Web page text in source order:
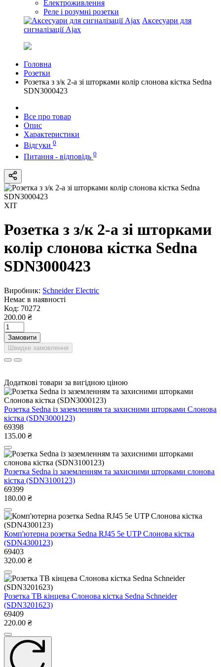
Електроживлення
Реле і розумні розетки
Аксесуари для
сигналізації Ajax
Головна
Розетки
Розетка з з/к 2-а зі шторками колір слонова кістка Sedna
SDN3000423
Все про товар
Опис
Характеристики
Відгуки 0
Питання - відповідь 0
ХІТ
Розетка з з/к 2-а зі шторками
колір слонова кістка Sedna
SDN3000423
Виробник: Schneider Electric
Немає в наявності
Код: 70272
200.00 ₴
Замовити
Швидке замовлення
Додаткові товари за вигідною ціною
Розетка Sedna із заземленням та захисними шторками Слонова
кістка (SDN3000123)
69398
135.00 ₴
Розетка Sedna із заземленням та захисними шторками слонова
кістка (SDN3100123)
69399
180.00 ₴
Комп'ютерна розетка Sedna RJ45 5e UTP Слонова кістка
(SDN4300123)
69403
320.00 ₴
Розетка ТВ кінцева Слонова кістка Sedna Schneider
(SDN3201623)
69409
220.00 ₴